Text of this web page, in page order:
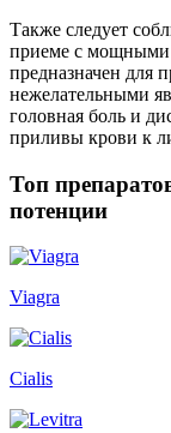
Также следует
приеме с мощными
предназначен для
нежелательными
головная боль и
приливы крови к
Топ
потенции
Viagra
Cialis